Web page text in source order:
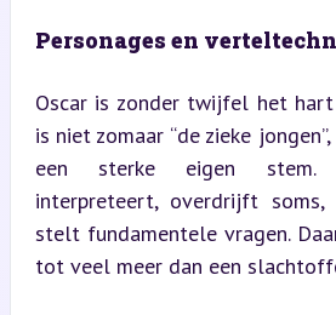
Personages en
Oscar is zonder twijfel het
is niet zomaar “de zieke
een sterke eigen stem.
interpreteert, overdrijft soms,
stelt fundamentele vragen.
tot veel meer dan een